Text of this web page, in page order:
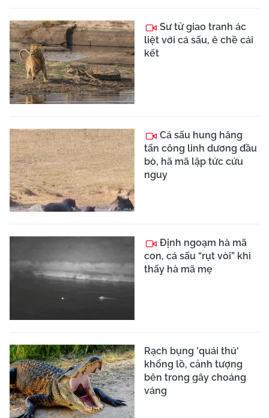
Sư tử giao tranh ác
liệt với cá sấu, ê chề cái
kết
Cá sấu hung hăng
tấn công linh dương đầu
bò, hã mã lập tức cứu
nguy
Định ngoạm hà mã
con, cá sấu “rụt vòi” khi
thấy hà mã mẹ
Rạch bụng 'quái thú'
khổng lồ, cảnh tượng
bên trong gây choáng
váng